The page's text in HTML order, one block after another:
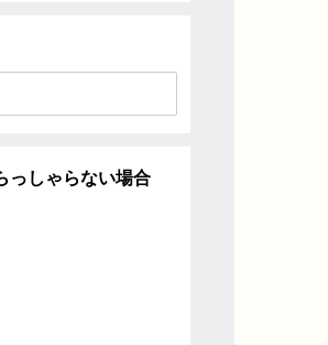
っしゃらない場合